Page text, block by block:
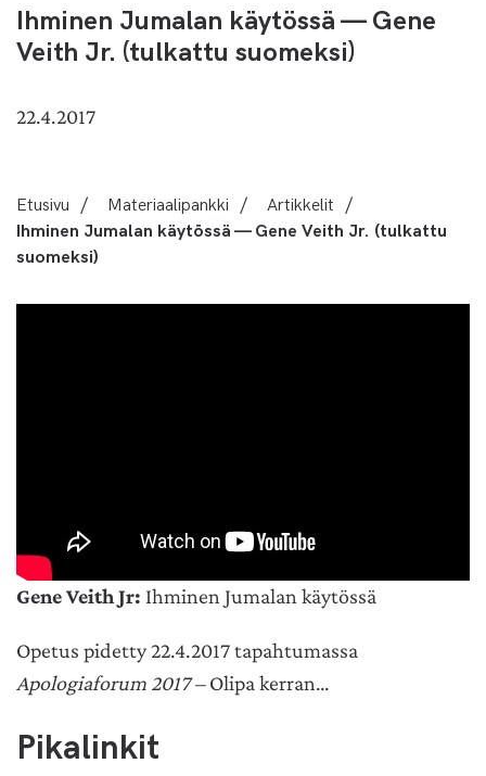
Ihminen Jumalan käytössä — Gene
Veith Jr. (tulkattu suomeksi)
22.4.2017
Etusivu / Materiaalipankki / Artikkelit /
Ihminen Jumalan käytössä — Gene Veith Jr. (tulkattu
suomeksi)
Gene Veith Jr: Ihminen Jumalan käytössä
Opetus pidetty 22.4.2017 tapahtumassa
Apologiaforum 2017 –Olipa kerran…
Pikalinkit